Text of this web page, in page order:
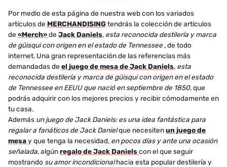
Por medio de esta página de nuestra web con los variados
artículos de MERCHANDISINGtendrás la colección de artículos
de «Merch»de Jack Daniels, esta reconocida destilería y marca
de güisqui con origen en el estado de Tennessee ,de todo
internet. Una gran representación de las referencias más
demandadas de el juego de mesa de Jack Daniels, esta
reconocida destilería y marca de güisqui con origen en el estado
de Tennessee en EEUU que nació en septiembre de 1850, que
podrás adquirir con los mejores precios y recibir cómodamente en
tu casa.
Además un juego de Jack Daniels: es una idea fantástica para
regalar a fanáticos de Jack Danielque necesitenun juego de
mesay que tenga la necesidad, en pocos días y ante una ocasión
señalada, algúnregalo de Jack Daniels con el que seguir
mostrando su amor incondicionalhacia esta popular destilería y